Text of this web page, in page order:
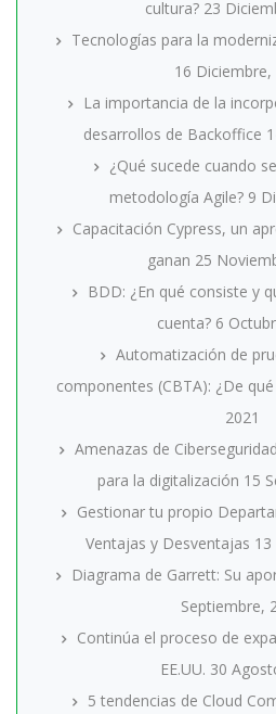
cultura? 23
Tecnologías para la
16 Diciembre,
La importancia de la
desarrollos de Backoffice
¿Qué sucede cuando
metodología Agile? 9
Capacitación Cypress, un
ganan 25
BDD: ¿En qué consiste y
cuenta? 6
Automatización de
componentes (CBTA): ¿De
2021
Amenazas de
para la digitalización 15
Gestionar tu propio
Ventajas y Desventajas 13
Diagrama de Garrett: Su
Septiembre,
Continúa el proceso de
EE.UU. 30
5 tendencias de Cloud